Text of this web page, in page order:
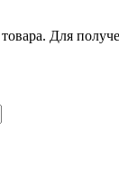
Для